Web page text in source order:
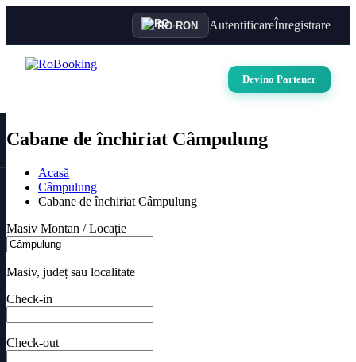
RO·RON AutentificareÎnregistrare
Devino Partener
Cabane de închiriat Câmpulung
Acasă
Câmpulung
Cabane de închiriat Câmpulung
Masiv Montan / Locație
Masiv, județ sau localitate
Check-in
Check-out